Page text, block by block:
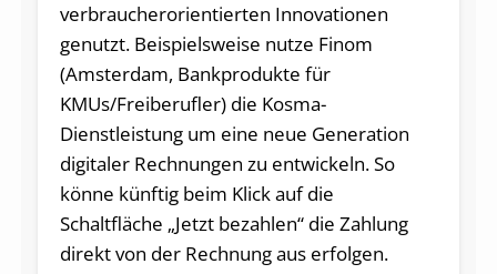
verbraucherorientierten Innovationen
genutzt. Beispielsweise nutze Finom
(Amsterdam, Bankprodukte für
KMUs/Freiberufler) die Kosma-
Dienstleistung um eine neue Generation
digitaler Rechnungen zu entwickeln. So
könne künftig beim Klick auf die
Schaltfläche „Jetzt bezahlen“ die Zahlung
direkt von der Rechnung aus erfolgen.